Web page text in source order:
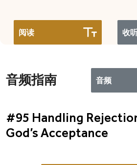
阅读 收
音频指南 音频
#95 Handling
God’s Acceptance